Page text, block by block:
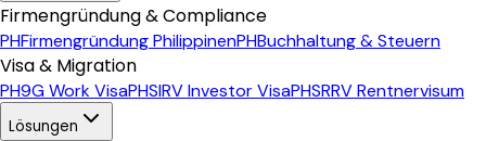
Firmengründung & Compliance
PHFirmengründung PhilippinenPHBuchhaltung & Steuern
Visa & Migration
PH9G Work VisaPHSIRV Investor VisaPHSRRV Rentnervisum
Lösungen